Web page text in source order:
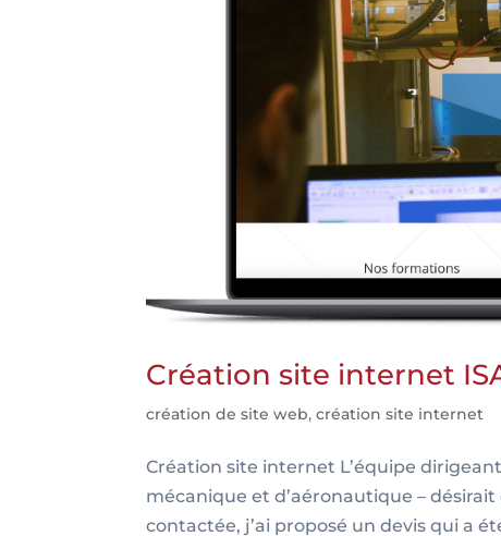
Création site internet
création de site web,création site internet
Création site internet L’équipe
mécanique et d’aéronautique –
contactée, j’ai proposé un devis qui a